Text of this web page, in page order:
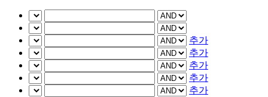
추가
추가
추가
추가
추가